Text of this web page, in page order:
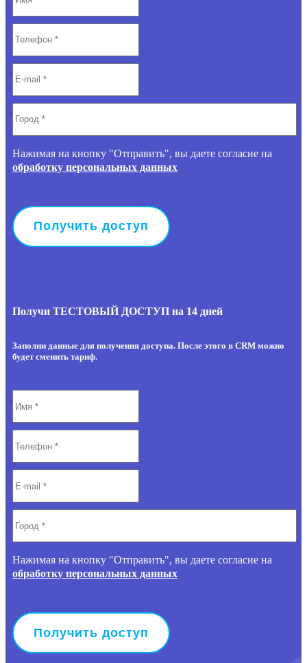
Нажимая на кнопку "Отправить", вы даете согласие на
обработку персональных данных
Получи ТЕСТОВЫЙ ДОСТУП на 14 дней
Заполни данные для получения доступа. После этого в CRM можно
будет сменить тариф.
Нажимая на кнопку "Отправить", вы даете согласие на
обработку персональных данных